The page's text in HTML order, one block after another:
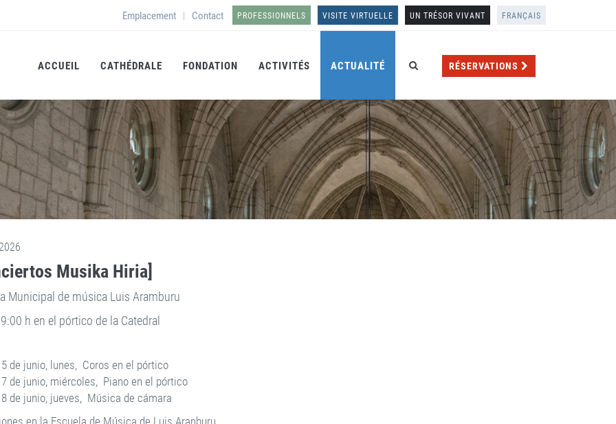
Emplacement | Contact PROFESSIONNELS VISITE VIRTUELLE UN TRÉSOR VIVANT FRANÇAIS
ACCUEIL CATHÉDRALE FONDATION ACTIVITÉS ACTUALITÉ RÉSERVATIONS
Musika Hiria]
Municipal de música Luis Aramburu
h en el pórtico de la Catedral
de junio, lunes, Coros en el pórtico
de junio, miércoles, Piano en el pórtico
de junio, jueves, Música de cámara
en la Escuela de Música de Luis Aranburu